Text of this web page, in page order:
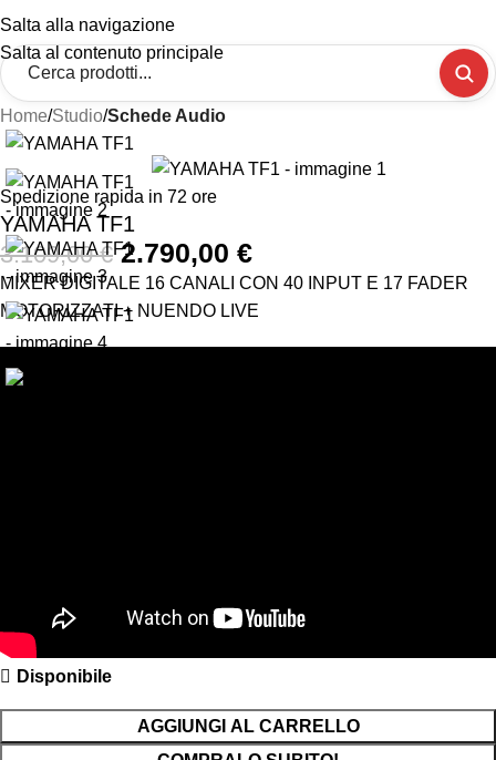
Salta alla navigazione
Salta al contenuto principale
Home Studio Schede Audio
Spedizione rapida in 72 ore
YAMAHA TF1
3.109,00€ 2.790,00 €
MIXER DIGITALE 16 CANALI CON 40 INPUT E 17 FADER
MOTORIZZATI + NUENDO LIVE
Disponibile
AGGIUNGI AL CARRELLO